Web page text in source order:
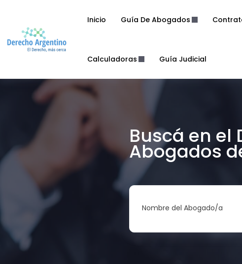
Inicio Guía De Abogados
Calculadoras Guía Judicial
Buscá en el
Abogados
Nombre del Abogado/a